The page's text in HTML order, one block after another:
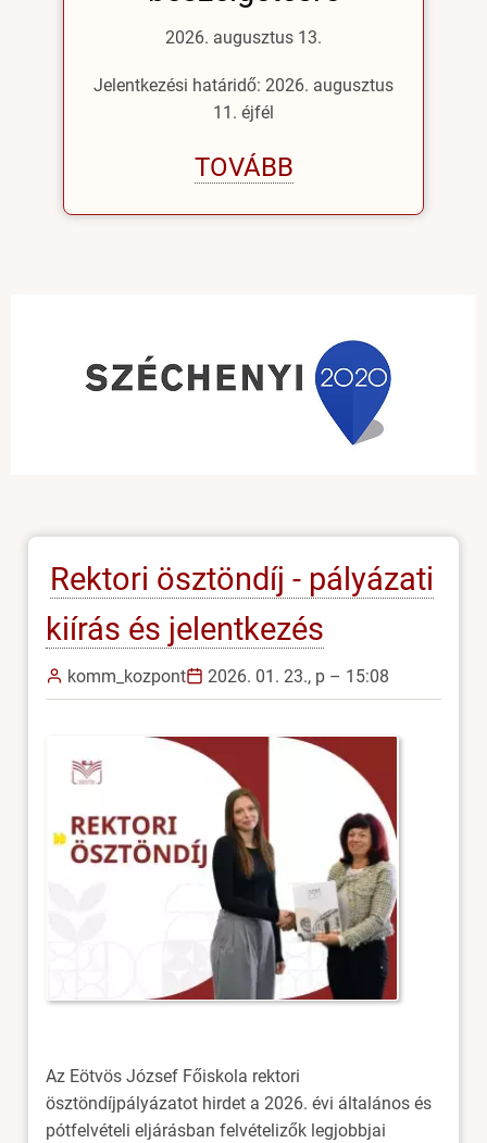
2026. augusztus 13.
Jelentkezési határidő: 2026. augusztus
11. éjfél
TOVÁBB
Rektori ösztöndíj - pályázati
kiírás és jelentkezés
komm_kozpont 2026. 01. 23., p – 15:08
Az Eötvös József Főiskola rektori
ösztöndíjpályázatot hirdet a 2026. évi általános és
pótfelvételi eljárásban felvételizők legjobbjai